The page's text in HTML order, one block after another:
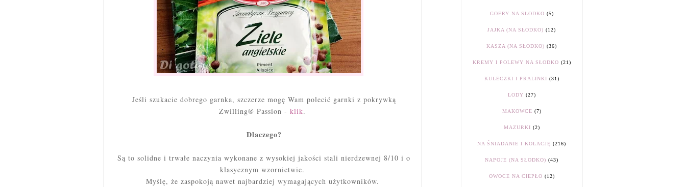
Jeśli szukacie dobrego garnka, szczerze mogę Wam polecić garnki z pokrywką
Zwilling® Passion - klik.
Dlaczego?
Są to solidne i trwałe naczynia wykonane z wysokiej jakości stali nierdzewnej 8/10 i o
klasycznym wzornictwie.
Myślę, że zaspokoją nawet najbardziej wymagających użytkowników.
GOFRY NA SŁODKO (5)
JAJKA (NA SŁODKO) (12)
KASZA (NA SŁODKO) (36)
KREMY I POLEWY NA SŁODKO (21)
KULECZKI I PRALINKI (31)
LODY (27)
MAKOWCE (7)
MAZURKI (2)
NA ŚNIADANIE I KOLACJĘ (216)
NAPOJE (NA SŁODKO) (43)
OWOCE NA CIEPŁO (12)